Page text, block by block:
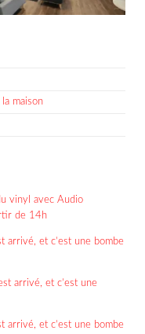
maison
vinyl avec Audio
de 14h
arrivé, et c’est une bombe
arrivé, et c’est une
arrivé, et c’est une bombe